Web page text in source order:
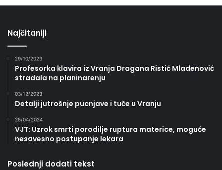
Najčitaniji
29/10/2023
Profesorka klavira iz Vranja Dragana Ristić Mladenović
stradala na planinarenju
03/12/2023
Detalji jutrošnje pucnjave i tuče u Vranju
25/04/2024
VJT: Uzrok smrti porodilje ruptura materice, moguće
nesavesno postupanje lekara
Poslednji dodati tekst